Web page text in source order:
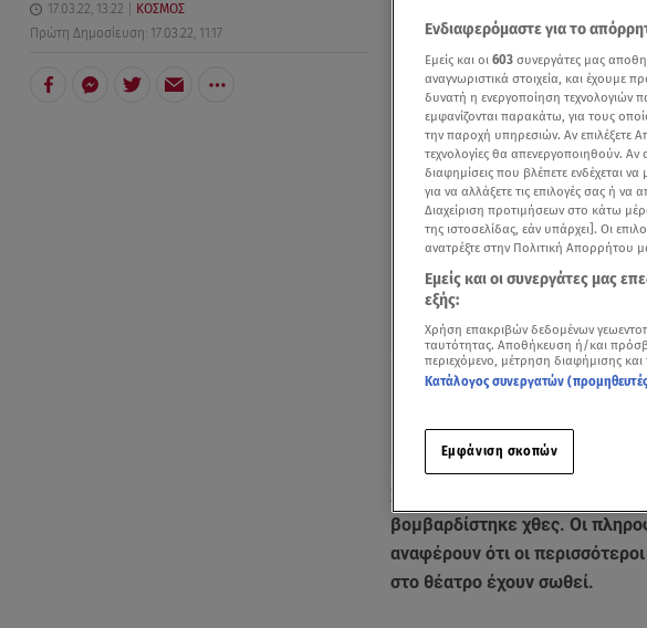
17.03.22, 13:22
ΚΟΣΜΟΣ
Πρώτη Δημοσίευση: 17.03.22, 11:17
Δείτε
Συνεχίζεται η επιχειρήση
βομβαρδίστηκε χθες. Οι
αναφέρουν ότι οι
στο θέατρο έχουν σωθεί.
Ενδιαφερόμαστε για το
Εμείς και οι 603 συνεργάτες μας
αναγνωριστικά στοιχεία, και έχουμε
δυνατή η ενεργοποίηση τεχνολογιών
εμφανίζονται παρακάτω, για τους
την παροχή υπηρεσιών. Αν
τεχνολογίες θα απενεργοποιηθούν. Αν
διαφημίσεις που βλέπετε ενδέχεται
για να αλλάξετε τις επιλογές σας ή
Διαχείριση προτιμήσεων στο κάτω
της ιστοσελίδας, εάν υπάρχει]. Οι
ανατρέξτε στην Πολιτική Απορρήτου
Εμείς και οι συνεργάτες μας
εξής:
Χρήση επακριβών δεδομένων
ταυτότητας. Αποθήκευση ή/και
περιεχόμενο, μέτρηση διαφήμισης
Κατάλογος συνεργατών
Εμφάνιση σκοπών